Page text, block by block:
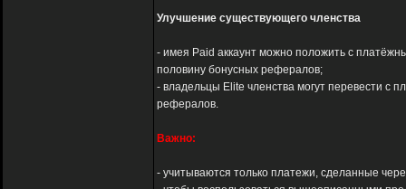
Улучшение существующего членства
- имея Paid аккаунт можно положить с
половину бонусных рефералов;
- владельцы Elite членства могут перевести с
рефералов.
Важно:
- учитываются только платежи, сделанные